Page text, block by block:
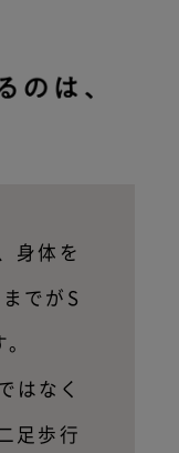
身体を
でがS
はなく
足歩行